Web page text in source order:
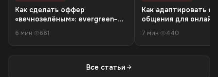
Как сделать оффер
«вечнозелёным»: evergreen-
6 мин· 661
Как адаптировать
общения для
7 мин· 440
Все статьи